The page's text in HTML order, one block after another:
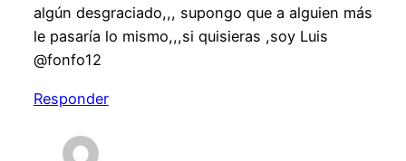
algún desgraciado,,, supongo que a alguien más
le pasaría lo mismo,,,si quisieras ,soy Luis
@fonfo12
Responder